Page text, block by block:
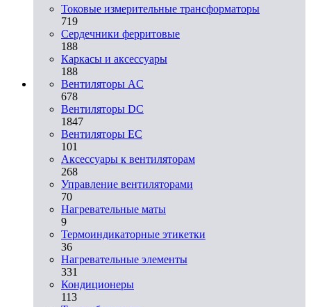
Токовые измерительные трансформаторы
719
Сердечники ферритовые
188
Каркасы и аксессуары
188
Вентиляторы AC
678
Вентиляторы DC
1847
Вентиляторы EC
101
Аксессуары к вентиляторам
268
Управление вентиляторами
70
Нагревательные маты
9
Термоиндикаторные этикетки
36
Нагревательные элементы
331
Кондиционеры
113